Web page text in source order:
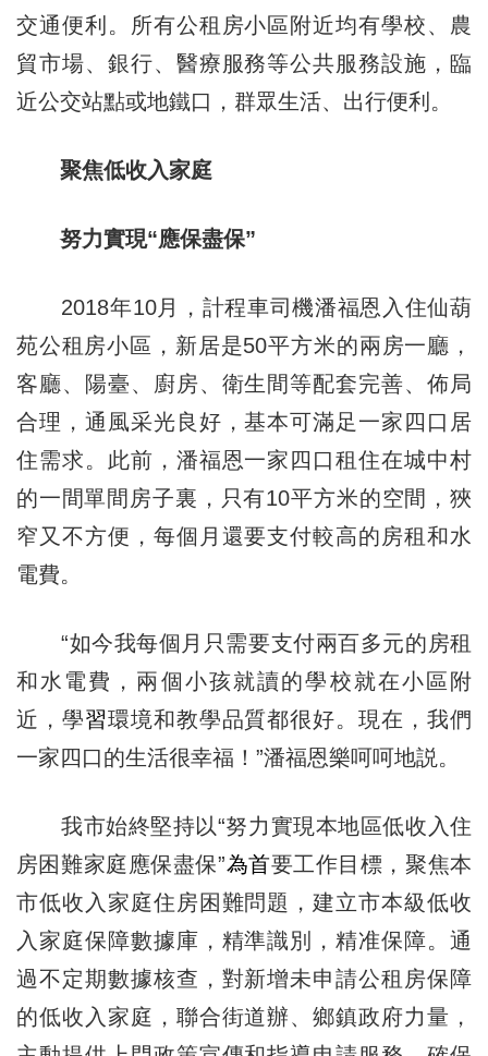
交通便利。所有公租房小區附近均有學校、農
貿市場、銀行、醫療服務等公共服務設施，臨
近公交站點或地鐵口，群眾生活、出行便利。
聚焦低收入家庭
努力實現“應保盡保”
2018年10月，計程車司機潘福恩入住仙葫
苑公租房小區，新居是50平方米的兩房一廳，
客廳、陽臺、廚房、衛生間等配套完善、佈局
合理，通風采光良好，基本可滿足一家四口居
住需求。此前，潘福恩一家四口租住在城中村
的一間單間房子裏，只有10平方米的空間，狹
窄又不方便，每個月還要支付較高的房租和水
電費。
“如今我每個月只需要支付兩百多元的房租
和水電費，兩個小孩就讀的學校就在小區附
近，學習環境和教學品質都很好。現在，我們
一家四口的生活很幸福！”潘福恩樂呵呵地説。
我市始終堅持以“努力實現本地區低收入住
房困難家庭應保盡保”為首要工作目標，聚焦本
市低收入家庭住房困難問題，建立市本級低收
入家庭保障數據庫，精準識別，精准保障。通
過不定期數據核查，對新增未申請公租房保障
的低收入家庭，聯合街道辦、鄉鎮政府力量，